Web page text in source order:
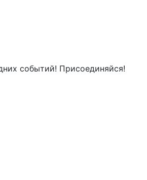
событий! Присоединяйся!